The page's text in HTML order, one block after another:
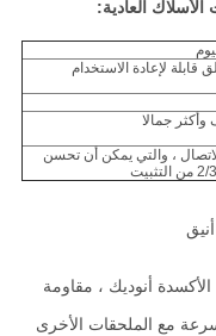
العادية:
قابلة لإعادة الاستخدام
جمالا
، والتي يمكن أن تحسن
أنوديك ، مقاومة